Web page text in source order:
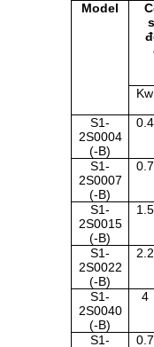
Model
Kw
S1-
2S0004
(-B)
0.4
S1-
2S0007
(-B)
0.7
S1-
2S0015
(-B)
1.5
S1-
2S0022
(-B)
2.2
S1-
2S0040
(-B)
4
S1-
0.7